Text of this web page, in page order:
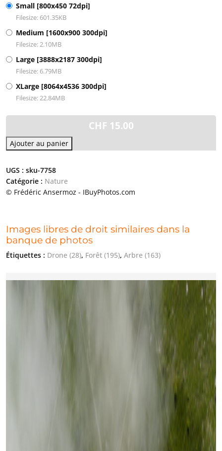
Small [800x450 72dpi]
Filesize: 601.35KB
Medium [1600x900 300dpi]
Filesize: 2.10MB
Large [3888x2187 300dpi]
Filesize: 6.79MB
XLarge [8064x4536 300dpi]
Filesize: 22.84MB
CHF 15.00
Ajouter au panier
UGS : sku-7758
Catégorie : Nature
© Frédéric Ansermoz - IBuyPhotos.com
Images libres de droit similaires dans la
banque de photos
Étiquettes : Drone (28), Forêt (195), Arbre (163)